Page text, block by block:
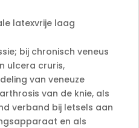
latexvrije laag
bij chronisch veneus
ulcera cruris,
van veneuze
van de knie, als
verband bij letsels aan
en als